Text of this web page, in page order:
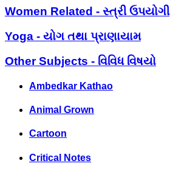
Women Related - સ્ત્રી ઉપયોગી
Yoga - યોગ તથા પ્રાણાયામ
Other Subjects - વિવિધ વિષયો
Ambedkar Kathao
Animal Grown
Cartoon
Critical Notes